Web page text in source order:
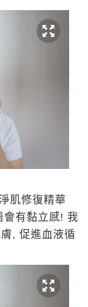
肌修復精華
會有黏立感! 我
, 促進血液循